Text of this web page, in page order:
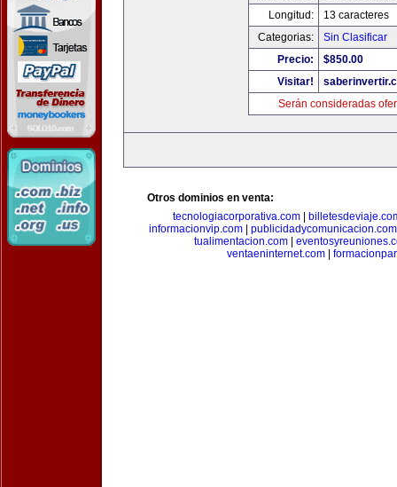
Longitud:
13 caracteres
Categorias:
Sin Clasificar
Precio:
$850.00
Visitar!
Serán consideradas
Otros dominios en venta:
tecnologiacorporativa.com|
informacionvip.com| publicidadycomunicacion.com
tualimentacion.com
ventaeninternet.com|